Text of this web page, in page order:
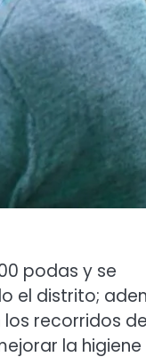
podas y se
el distrito;
los recorridos
la higiene